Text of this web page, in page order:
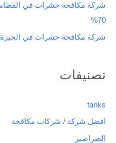
70%
شركة مكافحة حشرات في الجيزة 01033162010 افضل خصم 75%
تصنيفات
tanks
افضل شركة / شركات مكافحة
الصراصير